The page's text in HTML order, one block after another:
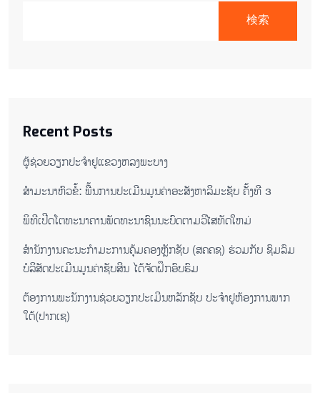
検索
Recent Posts
ຜູ້ຊ່ວຍ​ວຽກປະ​ຈຳ​ຢູ​​ແຂວງຫລງ​ພະ​ບາງ
ສຳມະນາຫົວຂໍ້: ພື້ນການປະເມີນມູນຄ່າອະສັງຫາລິມະຊັບ ຄັ້ງທີ 3
ພິ​ທີ​ເປີດ​ໂຕ​ທະ​ນາ​ຄານ​ພັດ​ທະ​ນາ​ຊົນ​ນະ​ບົດ​ຕາມ​ວິ​ໄສ​ທັດ​ໃຫມ່
ສໍານັກງານຄະນະກໍາມະການຄຸ້ມຄອງຫຼັກຊັບ (ສຄຄຊ) ຮ່ວມກັບ ຊົມລົມ
ບໍລິສັດປະເມີນມູນຄ່າຊັບສິນ ໄດ້ຈັດຝຶກອົບຮົມ
ຕ​້ອງ​ການ​ພະ​ນັກ​ງານ​ຊ່ວຍ​ວຽກ​ປະ​ເມີນ​ຫລັກ​ຊັບ ປະ​ຈຳ​ຢູ​ຫ້ອງ​ການ​ພາກ​
ໃຕ້​(ປາກ​ເຊ)